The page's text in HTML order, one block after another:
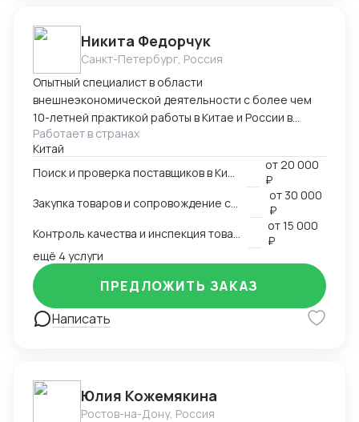
Никита Федорчук
Санкт-Петербург, Россия
Опытный специалист в области
внешнеэкономической деятельности с более чем
10-летней практикой работы в Китае и России в
сфере ВЭД. Знаю китайский и английский языки на
профессиональном уровне, имею глубокую
экспертизу в закупках, логистике и международных
расчетах. Организую полный цикл работы с Китаем:
поиск и проверка поставщиков, переговоры,
сопровождение контрактов, контроль качества
продукции, доставка и оплата поставщикам.
Ключевые компетенции Поиск и проверка надежных
поставщиков в Китае Ведение переговоров на
китайском и английском языках Организация
закупок и международной логистики «под ключ»
Международные платежи и финансовое
Работает в странах
Китай
от20 000
₽
от 30 000
₽
от15 000
₽
ещё 4 услуги
Написать
ПРЕДЛОЖИТЬ ЗАКАЗ
Юлия Кожемякина
Ростов-на-Дону, Россия